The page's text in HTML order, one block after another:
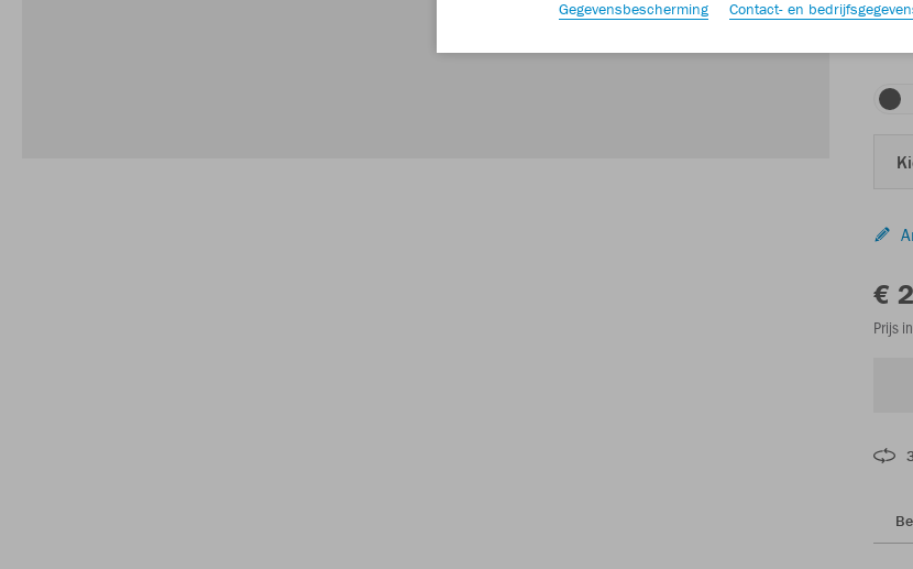
€
Prijs
Gegevensbescherming Contact- en